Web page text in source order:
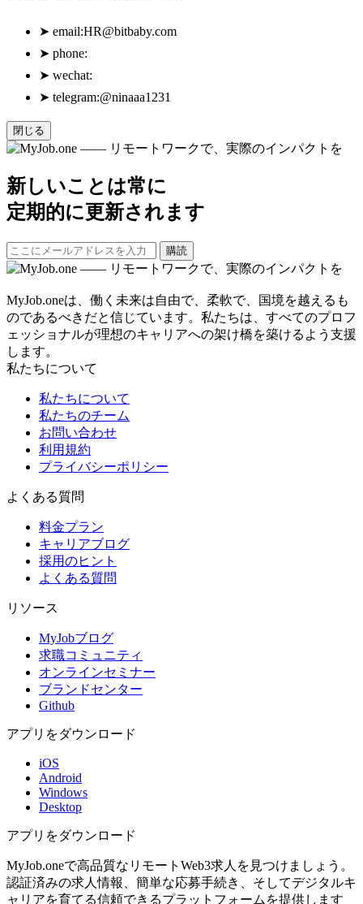
➤ email:HR@bitbaby.com
➤ phone:
➤ wechat:
➤ telegram:@ninaaa1231
閉じる
新しいことは常に
定期的に更新されます
購読
MyJob.oneは、働く未来は自由で、柔軟で、国境を越えるも
のであるべきだと信じています。私たちは、すべてのプロフ
ェッショナルが理想のキャリアへの架け橋を築けるよう支援
します。
私たちについて
私たちについて
私たちのチーム
お問い合わせ
利用規約
プライバシーポリシー
よくある質問
料金プラン
キャリアブログ
採用のヒント
よくある質問
リソース
MyJobブログ
求職コミュニティ
オンラインセミナー
ブランドセンター
Github
アプリをダウンロード
iOS
Android
Windows
Desktop
アプリをダウンロード
MyJob.oneで高品質なリモートWeb3求人を見つけましょう。
認証済みの求人情報、簡単な応募手続き、そしてデジタルキ
ャリアを育てる信頼できるプラットフォームを提供します